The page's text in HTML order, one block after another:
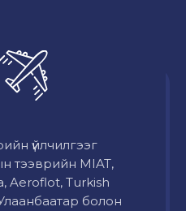
үйлчилгээг
тээврийн MIAT,
Aeroflot, Turkish
болон